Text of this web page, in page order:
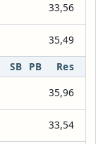
33,56
35,49
SB PB Res
35,96
33,54